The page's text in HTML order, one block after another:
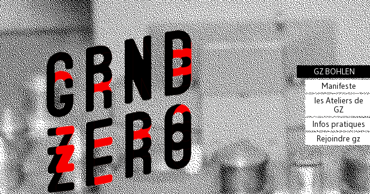
GZ BOHLEN
Manifeste
les Ateliers de
GZ
Infos pratiques
Rejoindre gz